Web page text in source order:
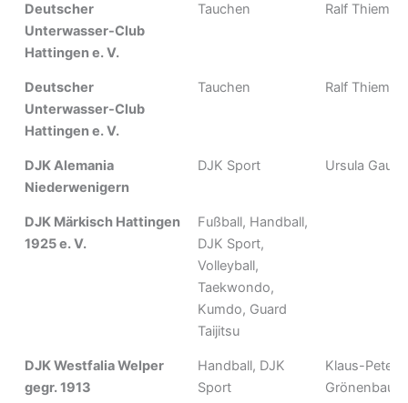
Deutscher
Unterwasser-Club
Hattingen e. V.
Tauchen Ralf
Deutscher
Unterwasser-Club
Hattingen e. V.
Tauchen Ralf
DJK Alemania
Niederwenigern
DJK Sport Ursula
DJK Märkisch Hattingen
1925 e. V.
Fußball, Handball,
DJK Sport,
Volleyball,
Taekwondo,
Kumdo, Guard
Taijitsu
DJK Westfalia Welper
gegr. 1913
Handball, DJK
Sport
Klaus-Peter
Grönenbaum